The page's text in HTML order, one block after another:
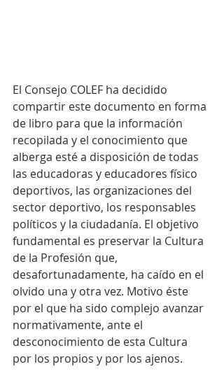
El Consejo COLEF ha decidido
compartir este documento en forma
de libro para que la información
recopilada y el conocimiento que
alberga esté a disposición de todas
las educadoras y educadores físico
deportivos, las organizaciones del
sector deportivo, los responsables
políticos y la ciudadanía. El objetivo
fundamental es preservar la Cultura
de la Profesión que,
desafortunadamente, ha caído en el
olvido una y otra vez. Motivo éste
por el que ha sido complejo avanzar
normativamente, ante el
desconocimiento de esta Cultura
por los propios y por los ajenos.